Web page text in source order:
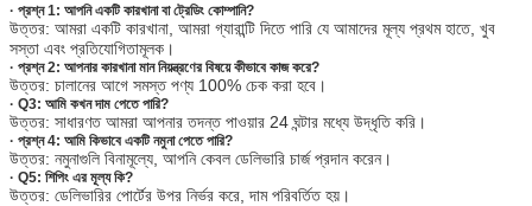
· প্রশ্ন 1: আপনি একটি কারখানা বা ট্রেডিং কোম্পানি?
উত্তর: আমরা একটি কারখানা, আমরা গ্যারান্টি দিতে পারি যে আমাদের মূল্য প্রথম হাতে, খুব
সস্তা এবং প্রতিযোগিতামূলক।
· প্রশ্ন 2: আপনার কারখানা মান নিয়ন্ত্রণের বিষয়ে কীভাবে কাজ করে?
উত্তর: চালানের আগে সমস্ত পণ্য 100% চেক করা হবে।
· Q3: আমি কখন দাম পেতে পারি?
উত্তর: সাধারণত আমরা আপনার তদন্ত পাওয়ার 24 ঘন্টার মধ্যে উদ্ধৃতি করি।
· প্রশ্ন 4: আমি কিভাবে একটি নমুনা পেতে পারি?
উত্তর: নমুনাগুলি বিনামূল্যে, আপনি কেবল ডেলিভারি চার্জ প্রদান করেন।
· Q5: শিপিং এর মূল্য কি?
উত্তর: ডেলিভারির পোর্টের উপর নির্ভর করে, দাম পরিবর্তিত হয়।